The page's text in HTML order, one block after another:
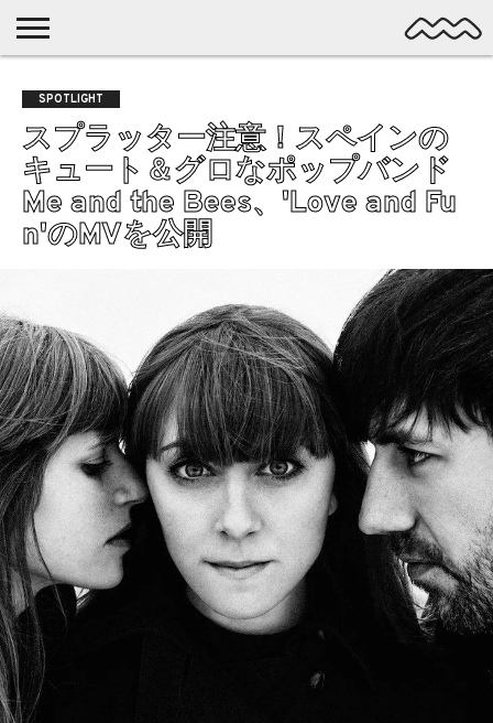
MUSIC
LATEST
POSTS
SPOTLIGHT
NYP
/ DL
DISCOVERY
ROCK
POP
ALTERNATIVE
ELECTRONIC
SSW
FOLK
FI
GARAGE
EXPERIMENTAL
SYNTHPOP
PUNK
SHOEGAZE
SOUL
BEDROOM
R&B
SPOTLIGHT
スプラッター注意！スペインの
キュート＆グロなポップバンド
Me and the Bees、'Love and Fu
n'のMVを公開